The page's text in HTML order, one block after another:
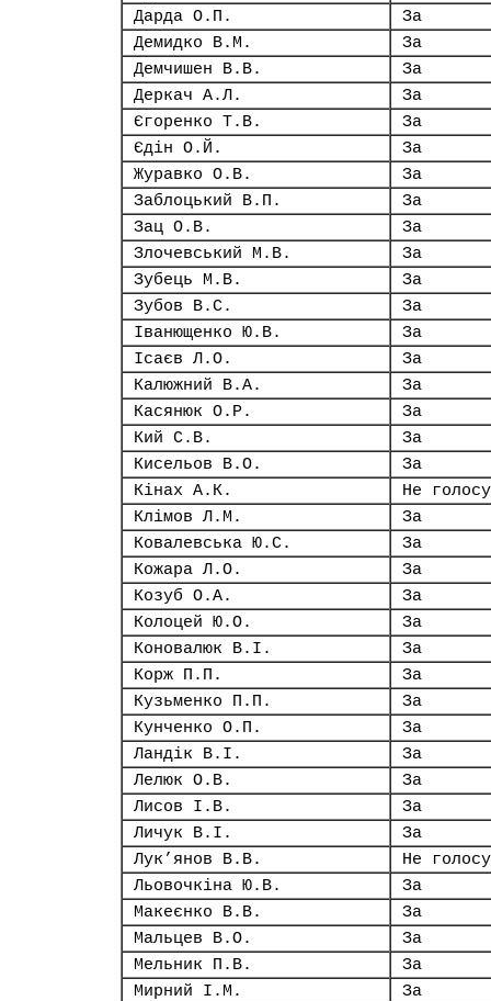
Дарда О.П.
За
Демидко В.М.
За
Демчишен В.В.
За
Деркач А.Л.
За
Єгоренко Т.В.
За
Єдін О.Й.
За
Журавко О.В.
За
Заблоцький В.П.
За
Зац О.В.
За
Злочевський М.В.
За
Зубець М.В.
За
Зубов В.С.
За
Іванющенко Ю.В.
За
Ісаєв Л.О.
За
Калюжний В.А.
За
Касянюк О.Р.
За
Кий С.В.
За
Кисельов В.О.
За
Кінах А.К.
Не
Клімов Л.М.
За
Ковалевська Ю.С.
За
Кожара Л.О.
За
Козуб О.А.
За
Колоцей Ю.О.
За
Коновалюк В.І.
За
Корж П.П.
За
Кузьменко П.П.
За
Кунченко О.П.
За
Ландік В.І.
За
Лелюк О.В.
За
Лисов І.В.
За
Личук В.І.
За
Лук’янов В.В.
Не
Льовочкіна Ю.В.
За
Макеєнко В.В.
За
Мальцев В.О.
За
Мельник П.В.
За
Мирний І.М.
За